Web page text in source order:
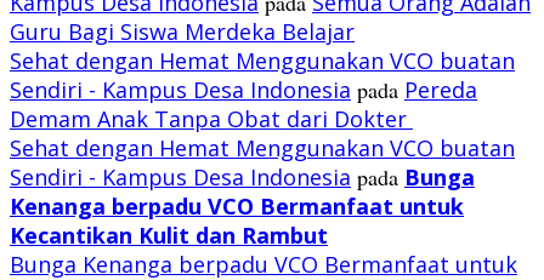
Guru Bagi Siswa Merdeka Belajar
Sehat dengan Hemat Menggunakan VCO buatan
Sendiri - Kampus Desa Indonesia pada Pereda
Demam Anak Tanpa Obat dari Dokter
Sehat dengan Hemat Menggunakan VCO buatan
Sendiri - Kampus Desa Indonesia pada Bunga
Kenanga berpadu VCO Bermanfaat untuk
Kecantikan Kulit dan Rambut
Bunga Kenanga berpadu VCO Bermanfaat untuk